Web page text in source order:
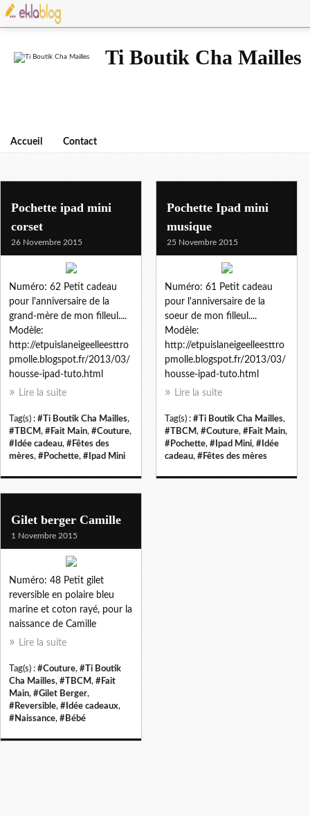
Ti Boutik Cha Mailles
Accueil Contact
Pochette ipad mini
corset
26 Novembre 2015
Numéro: 62 Petit cadeau
pour l'anniversaire de la
grand-mère de mon filleul....
Modèle:
http://etpuislaneigeelleesttro
pmolle.blogspot.fr/2013/03/
housse-ipad-tuto.html
Lire la suite
Tag(s) : #Ti Boutik Cha Mailles,
#TBCM, #Fait Main, #Couture,
#Idée cadeau, #Fêtes des
mères, #Pochette, #Ipad Mini
Pochette Ipad mini
musique
25 Novembre 2015
Numéro: 61 Petit cadeau
pour l'anniversaire de la
soeur de mon filleul....
Modèle:
http://etpuislaneigeelleesttro
pmolle.blogspot.fr/2013/03/
housse-ipad-tuto.html
Lire la suite
Tag(s) : #Ti Boutik Cha Mailles,
#TBCM, #Couture, #Fait Main,
#Pochette, #Ipad Mini, #Idée
cadeau, #Fêtes des mères
Gilet berger Camille
1 Novembre 2015
Numéro: 48 Petit gilet
reversible en polaire bleu
marine et coton rayé, pour la
naissance de Camille
Lire la suite
Tag(s) : #Couture, #Ti Boutik
Cha Mailles, #TBCM, #Fait
Main, #Gilet Berger,
#Reversible, #Idée cadeaux,
#Naissance, #Bébé